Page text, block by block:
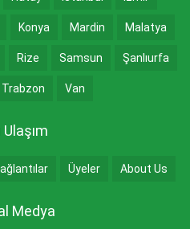
Konya Mardin Malatya
Rize Samsun Şanlıurfa
Trabzon Van
Ulaşım
Üyeler About Us
Medya